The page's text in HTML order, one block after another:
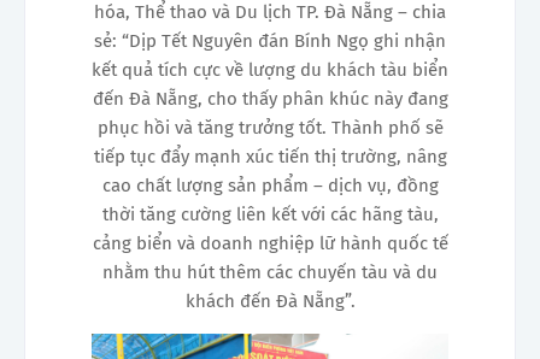
hóa, Thể thao và Du lịch TP. Đà Nẵng – chia
sẻ: “Dịp Tết Nguyên đán Bính Ngọ ghi nhận
kết quả tích cực về lượng du khách tàu biển
đến Đà Nẵng, cho thấy phân khúc này đang
phục hồi và tăng trưởng tốt. Thành phố sẽ
tiếp tục đẩy mạnh xúc tiến thị trường, nâng
cao chất lượng sản phẩm – dịch vụ, đồng
thời tăng cường liên kết với các hãng tàu,
cảng biển và doanh nghiệp lữ hành quốc tế
nhằm thu hút thêm các chuyến tàu và du
khách đến Đà Nẵng”.